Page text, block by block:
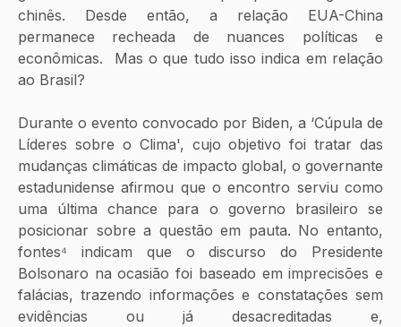
chinês. Desde então, a relação EUA-China
permanece recheada de nuances políticas e
econômicas.  Mas o que tudo isso indica em relação
ao Brasil?
Durante o evento convocado por Biden, a ‘Cúpula de
Líderes sobre o Clima', cujo objetivo foi tratar das
mudanças climáticas de impacto global, o governante
estadunidense afirmou que o encontro serviu como
uma última chance para o governo brasileiro se
posicionar sobre a questão em pauta. No entanto,
fontes⁴ indicam que o discurso do Presidente
Bolsonaro na ocasião foi baseado em imprecisões e
falácias, trazendo informações e constatações sem
evidências ou já desacreditadas e,